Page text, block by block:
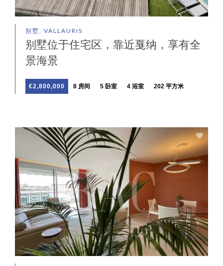
别墅, VALLAURIS
别墅位于住宅区，靠近戛纳，享有全
景海景
€2,800,000 8 房间 5 卧室 4 浴室 202 平方米